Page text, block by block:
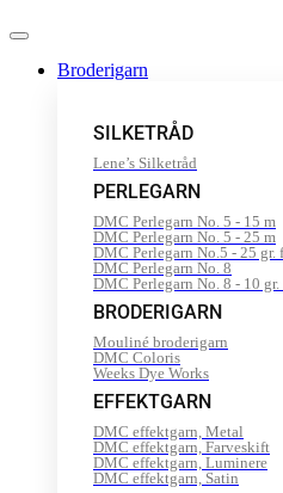
Broderigarn
SILKETRÅD
Lene’s Silketråd
PERLEGARN
DMC Perlegarn No. 5 - 15 m
DMC Perlegarn No. 5 - 25 m
DMC Perlegarn No.5 - 25 gr.
DMC Perlegarn No. 8
DMC Perlegarn No. 8 - 10
BRODERIGARN
Mouliné broderigarn
DMC Coloris
Weeks Dye Works
EFFEKTGARN
DMC effektgarn, Metal
DMC effektgarn, Farveskift
DMC effektgarn, Luminere
DMC effektgarn, Satin